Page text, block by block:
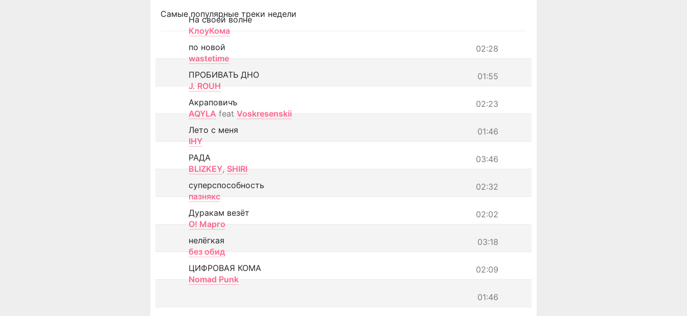
Самые популярные треки недели
На своей волне
КлоуКома
02:28
по новой
wastetime
01:55
ПРОБИВАТЬ ДНО
J. ROUH
02:23
Акраповичъ
AQYLA feat Voskresenskii
01:46
Лето с меня
IHY
03:46
РАДА
BLIZKEY, SHIRI
02:32
суперспособность
пазнякс
02:02
Дуракам везёт
О! Марго
03:18
нелёгкая
без обид
02:09
ЦИФРОВАЯ КОМА
Nomad Punk
01:46